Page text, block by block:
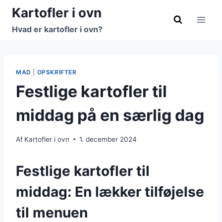
Fortsæt
indhold
Kartofler i ovn
Hvad er kartofler i ovn?
MAD OPSKRIFTER
Festlige kartofler til
middag på en særlig dag
Af Kartofler i ovn 1. december 2024
Festlige kartofler til
middag: En lækker tilføjelse
til menuen